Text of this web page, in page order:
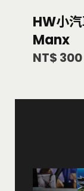
HW小
Manx
NT$ 300